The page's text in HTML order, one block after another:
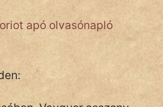
apó olvasónapló